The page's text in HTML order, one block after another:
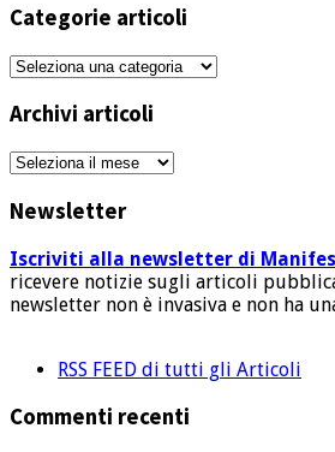
Categorie articoli
Categorie
Archivi articoli
Archivi
Newsletter
Iscriviti alla newsletter di
ricevere notizie sugli articoli
newsletter non è invasiva e non ha
RSS FEED di tutti gli Articoli
Commenti recenti